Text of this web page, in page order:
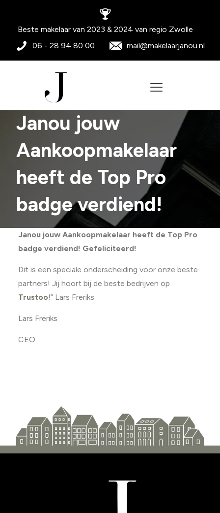
Beste makelaar van 2023 & 2024 van regio Zwolle
06 - 28 94 80 00
mail@makelaarjanou.nl
Janou jouw
Aankoopmakelaar
heeft de Top Pro
badge verdiend!
Janou jouw Aankoopmakelaar heeft de Top Pro
badge verdiend! Gefeliciteerd!
Dit is een speciale onderscheiding voor onze beste
partners! Jij hoort bij de beste bedrijven op
Trustoo!” Lars Freriks
Lars Freriks
CEO